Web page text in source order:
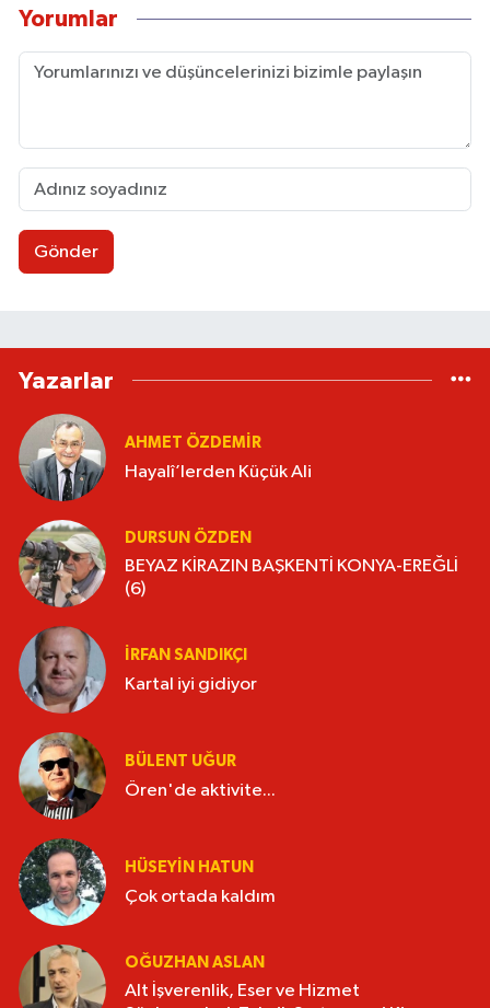
Yorumlar
Gönder
Yazarlar
AHMET ÖZDEMIR
Hayalî’lerden Küçük Ali
DURSUN ÖZDEN
BEYAZ KİRAZIN BAŞKENTİ KONYA-EREĞLİ
(6)
İRFAN SANDIKÇI
Kartal iyi gidiyor
BÜLENT UĞUR
Ören'de aktivite...
HÜSEYIN HATUN
Çok ortada kaldım
OĞUZHAN ASLAN
Alt İşverenlik, Eser ve Hizmet